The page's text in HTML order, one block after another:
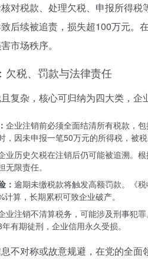
对税款、处理欠税、申报所得
后续被追责，损失超100万元
市场秩序。
欠税、罚款与法律责任
复杂，核心可归纳为四大类，企
企业注销前必须全面结清所有税款，
，因未申报一笔50万元的所得税，被
业历史欠税在注销后仍可能被追溯。
无限责任。
： 逾期未缴税款将触发高额罚款。《
算，长期累积可致企业破产。
业注销不清算税务，可能涉及刑事犯
有期徒刑，企业信用永久受损。
不对称或故意规避，在党的全面